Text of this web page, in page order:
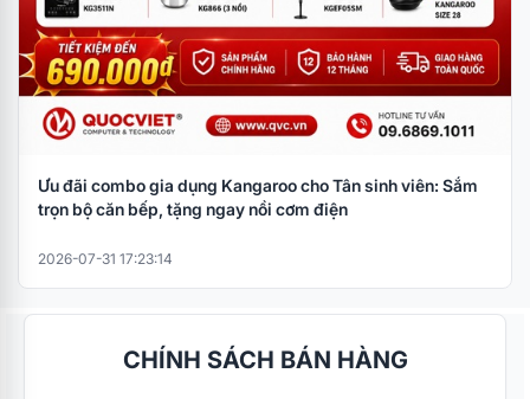
Ưu đãi combo gia dụng Kangaroo cho Tân sinh viên: Sắm
trọn bộ căn bếp, tặng ngay nồi cơm điện
2026-07-31 17:23:14
CHÍNH SÁCH BÁN HÀNG